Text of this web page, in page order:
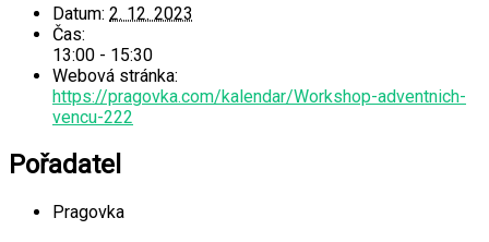
Datum: 2. 12. 2023
Čas:
13:00 - 15:30
Webová stránka:
https://pragovka.com/kalendar/Workshop-adventnich-
vencu-222
Pořadatel
Pragovka